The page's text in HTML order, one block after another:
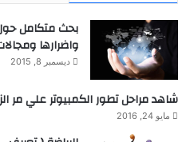
بحث متكامل
واضرارها
ديسمبر 8, 2015
شاهد مراحل تطور الكمبيوتر علي مر
مايو 24, 2016